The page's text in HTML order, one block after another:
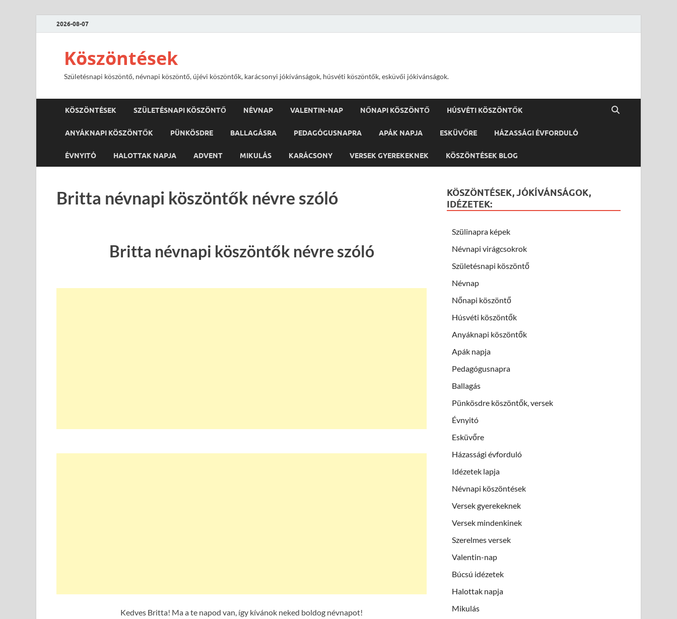
2026-08-07
Köszöntések
Születésnapi köszöntő, névnapi köszöntő, újévi köszöntők, karácsonyi jókívánságok, húsvéti köszöntők, esküvői jókivánságok.
KÖSZÖNTÉSEK SZÜLETÉSNAPI KÖSZÖNTŐ NÉVNAP VALENTIN-NAP NŐNAPI KÖSZÖNTŐ HÚSVÉTI KÖSZÖNTŐK
ANYÁKNAPI KÖSZÖNTŐK PÜNKÖSDRE BALLAGÁSRA PEDAGÓGUSNAPRA APÁK NAPJA ESKÜVŐRE HÁZASSÁGI ÉVFORDULÓ
ÉVNYITÓ HALOTTAK NAPJA ADVENT MIKULÁS KARÁCSONY VERSEK GYEREKEKNEK KÖSZÖNTÉSEK BLOG
Britta névnapi köszöntők névre szóló
Britta névnapi köszöntők névre szóló
Kedves Britta! Ma a te napod van, így kívánok neked boldog névnapot!
KÖSZÖNTÉSEK, JÓKÍVÁNSÁGOK,
IDÉZETEK:
Szülinapra képek
Névnapi virágcsokrok
Születésnapi köszöntő
Névnap
Nőnapi köszöntő
Húsvéti köszöntők
Anyáknapi köszöntők
Apák napja
Pedagógusnapra
Ballagás
Pünkösdre köszöntők, versek
Évnyitó
Esküvőre
Házassági évforduló
Idézetek lapja
Névnapi köszöntések
Versek gyerekeknek
Versek mindenkinek
Szerelmes versek
Valentin-nap
Búcsú idézetek
Halottak napja
Mikulás